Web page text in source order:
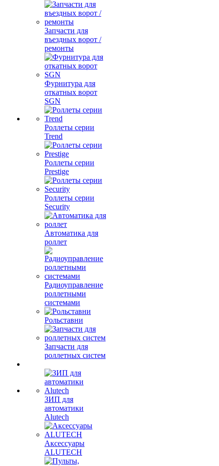
Запчасти для
въездных ворот /
ремонты
Фурнитура для
откатных ворот
SGN
Роллеты серии
Trend
Роллеты серии
Prestige
Роллеты серии
Security
Автоматика для
роллет
Радиоуправление
роллетными
системами
Рольставни
Запчасти для
роллетных систем
ЗИП для
автоматики
Alutech
Аксессуары
ALUTECH